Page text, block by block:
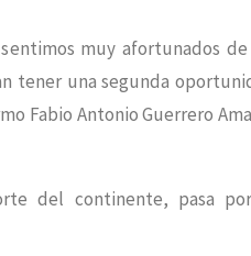
muy afortunados
tener una segunda
Fabio Antonio Guerrero
del continente, pasa